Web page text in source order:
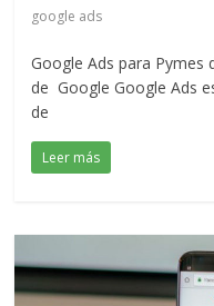
google ads
Google Ads para Pymes
de Google Google Ads
de
Leer más